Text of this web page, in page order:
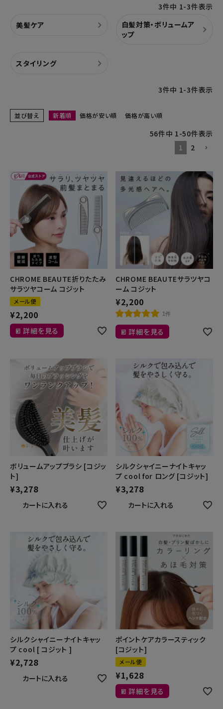
ボディメイクグッズ
健康
お悩み解決コラム
INFORMATION
ご利用ガイド
プライバシーポリシー
特定商取引法について
会社概要
お問い合わせ
3件中 1-3件表示
美髪ケア
白髪対策・ボリュームア
ップ
スタイリング
3件中 1-3件表示
並び替え 新着順 価格が安い順 価格が高い順
56件中 1-50件表示
1
2
CHROME BEAUTE折りたたみ
サラツヤコーム コジット
メール便
¥2,200
詳細を見る
CHROME BEAUTEサラツヤコ
ーム コジット
¥2,200
1件
詳細を見る
ボリュームアップブラシ [コジッ
ト]
¥3,278
カートに入れる
シルクシャイニーナイトキャッ
プ cool for ロング [コジット]
¥3,278
カートに入れる
シルクシャイニーナイトキャッ
プ cool [ コジット ]
¥2,728
カートに入れる
ポイントケアカラースティック
[コジット]
メール便
¥1,628
詳細を見る